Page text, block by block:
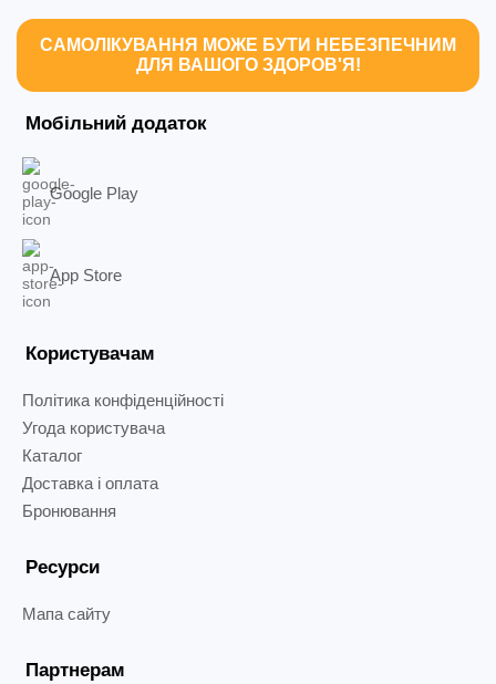
САМОЛІКУВАННЯ МОЖЕ БУТИ НЕБЕЗПЕЧНИМ
ДЛЯ ВАШОГО ЗДОРОВ'Я!
Мобільний додаток
Google Play
App Store
Користувачам
Політика конфіденційності
Угода користувача
Каталог
Доставка і оплата
Бронювання
Ресурси
Мапа сайту
Партнерам